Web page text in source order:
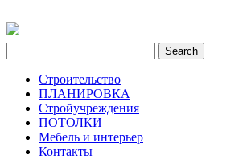
Строительство
ПЛАНИРОВКА
Стройучреждения
ПОТОЛКИ
Мебель и интерьер
Контакты